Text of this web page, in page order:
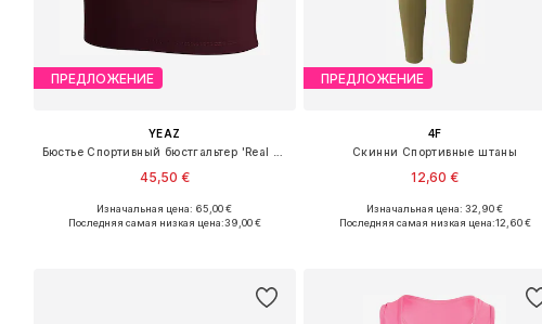
ПРЕДЛОЖЕНИЕ
YEAZ
45,50 €
Доступные размеры: S, M, L, XL
Изначальная цена: 65,00 €
Последняя самая низкая цена:39,00 €
ПРЕДЛОЖЕНИЕ
4F
Скинни Спортивные штаны
12,60 €
Доступные размеры: XS-S, M-L
Изначальная цена: 32,90 €
Последняя самая низкая цена:12,60 €